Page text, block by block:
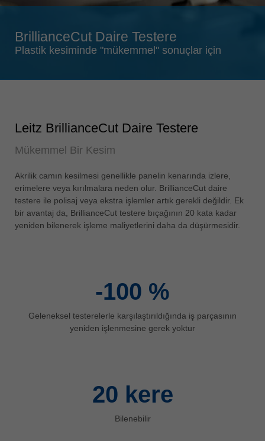
Singapore
Slovenija
slovenski
türkçe
USA
english
Việt Nam
tiếng việt
ประเทศไทย
ไทย
Україна
yкраїнська
BrillianceCut Daire Testere
Plastik kesiminde "mükemmel" sonuçlar için
Leitz BrillianceCut Daire Testere
Mükemmel Bir Kesim
Akrilik camın kesilmesi genellikle panelin kenarında izlere,
erimelere veya kırılmalara neden olur. BrillianceCut daire
testere ile polisaj veya ekstra işlemler artık gerekli değildir. Ek
bir avantaj da, BrillianceCut testere bıçağının 20 kata kadar
yeniden bilenerek işleme maliyetlerini daha da düşürmesidir.
-100 %
Geleneksel testerelerle karşılaştırıldığında iş parçasının
yeniden işlenmesine gerek yoktur
20 kere
Bilenebilir